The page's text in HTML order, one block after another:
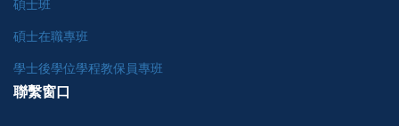
碩士班
碩士在職專班
學士後學位學程教保員專班
聯繫窗口